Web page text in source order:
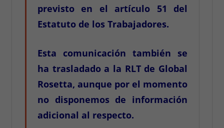
previsto en el artículo 51 del
Estatuto de los Trabajadores.
Esta comunicación también se
ha trasladado a la RLT de Global
Rosetta, aunque por el momento
no disponemos de información
adicional al respecto.